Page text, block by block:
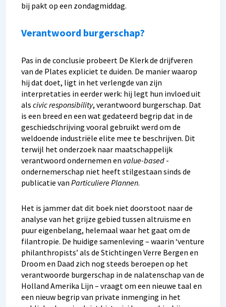
bij pakt op een zondagmiddag.
Verantwoord burgerschap?
Pas in de conclusie probeert De Klerk de drijfveren
van de Plates expliciet te duiden. De manier waarop
hij dat doet, ligt in het verlengde van zijn
interpretaties in eerder werk: hij legt hun invloed uit
als civic responsibility, verantwoord burgerschap. Dat
is een breed en een wat gedateerd begrip dat in de
geschiedschrijving vooral gebruikt werd om de
weldoende industriële elite mee te beschrijven. Dit
terwijl het onderzoek naar maatschappelijk
verantwoord ondernemen en value-based ­
ondernemerschap niet heeft stilgestaan sinds de
publicatie van Particuliere Plannen.
Het is jammer dat dit boek niet doorstoot naar de
analyse van het grijze gebied tussen altruïsme en
puur eigenbelang, helemaal waar het gaat om de
filantropie. De huidige samenleving – waarin ‘venture
philanthropists’ als de Stichtingen Verre Bergen en
Droom en Daad zich nog steeds beroepen op het
verantwoorde burgerschap in de nalatenschap van de
Holland Amerika Lijn – vraagt om een nieuwe taal en
een nieuw begrip van private inmenging in het